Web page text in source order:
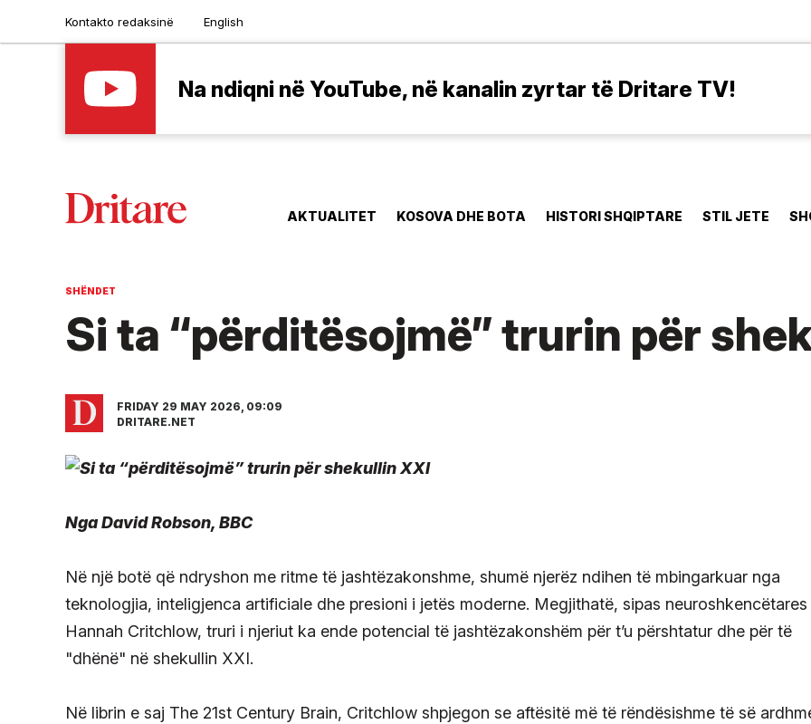
Kontakto redaksinë English
Na ndiqni në YouTube, në kanalin zyrtar të Dritare TV!
AKTUALITET KOSOVA DHE BOTA HISTORI SHQIPTARE STIL JETE
SHËNDET
Si ta “përditësojmë” trurin për
FRIDAY 29 MAY 2026, 09:09
DRITARE.NET
Nga David Robson, BBC
Në një botë që ndryshon me ritme të jashtëzakonshme, shumë njerëz ndihen të mbingarkuar nga
teknologjia, inteligjenca artificiale dhe presioni i jetës moderne. Megjithatë, sipas neuroshkencëtares
Hannah Critchlow, truri i njeriut ka ende potencial të jashtëzakonshëm për t’u përshtatur dhe për të
"dhënë" në shekullin XXI.
Në librin e saj The 21st Century Brain, Critchlow shpjegon se aftësitë më të rëndësishme të së